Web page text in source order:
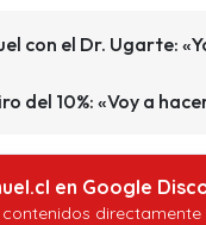
con el Dr. Ugarte:
del 10%: «Voy a
en Google
directamente